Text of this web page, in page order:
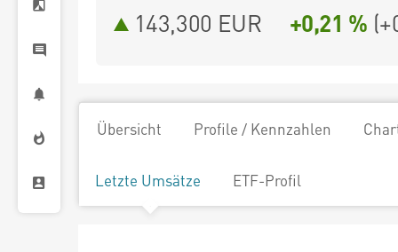
143,300 EUR +0,21 % (
Übersicht Profile / Kennzahlen
Letzte Umsätze ETF-Profil